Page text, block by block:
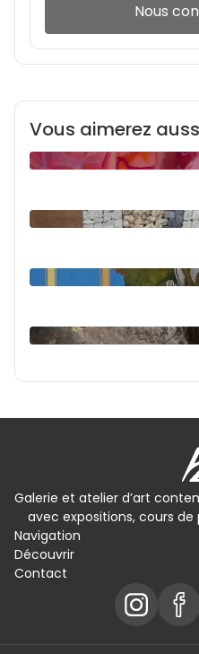
Nous
Vous aimerez
Galerie et atelier d’art
avec expositions, cours
Navigation
Découvrir
Contact